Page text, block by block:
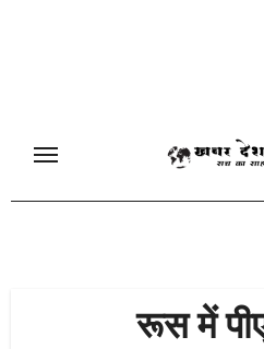
रूस में